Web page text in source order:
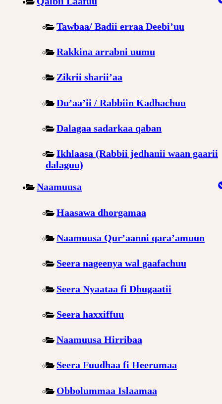
Tawbaa/ Badii erraa Deebi’uu
Rakkina arrabni uumu
Zikrii sharii’aa
Du’aa’ii / Rabbiin Kadhachuu
Dalagaa sadarkaa qaban
Ikhlaasa (Rabbii jedhanii waan gaarii
dalaguu)
Naamuusa
Haasawa dhorgamaa
Naamuusa Qur’aanni qara’amuun
Seera nageenya wal gaafachuu
Seera Nyaataa fi Dhugaatii
Seera haxxiffuu
Naamuusa Hirribaa
Seera Fuudhaa fi Heerumaa
Obbolummaa Islaamaa